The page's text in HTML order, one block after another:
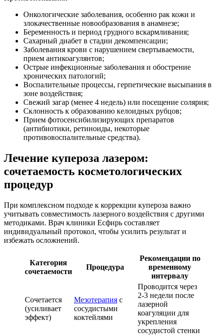
Онкологические заболевания, особенно рак кожи и
злокачественные новообразования в анамнезе;
Беременность и период грудного вскармливания;
Сахарный диабет в стадии декомпенсации;
Заболевания крови с нарушением свертываемости,
прием антикоагулянтов;
Острые инфекционные заболевания и обострение
хронических патологий;
Воспалительные процессы, герпетические высыпания в
зоне воздействия;
Свежий загар (менее 4 недель) или посещение солярия;
Склонность к образованию келоидных рубцов;
Прием фотосенсибилизирующих препаратов
(антибиотики, ретиноиды, некоторые
противовоспалительные средства).
Лечение купероза лазером:
сочетаемость косметологических
процедур
При комплексном подходе к коррекции купероза важно
учитывать совместимость лазерного воздействия с другими
методиками. Врач клиники Есфирь составляет
индивидуальный протокол, чтобы усилить результат и
избежать осложнений.
Категория
сочетаемости
Процедура
Рекомендации по
временному
интервалу
Сочетается
(усиливает
эффект)
Мезотерапия с
сосудистыми
коктейлями
Проводится через
2-3 недели после
лазерной
коагуляции для
укрепления
сосудистой стенки